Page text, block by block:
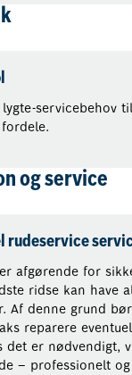
servicebehov
og service
rudeservice
afgørende for
ridse kan have
Af denne grund
reparere
det er nødvendigt,
– professionelt